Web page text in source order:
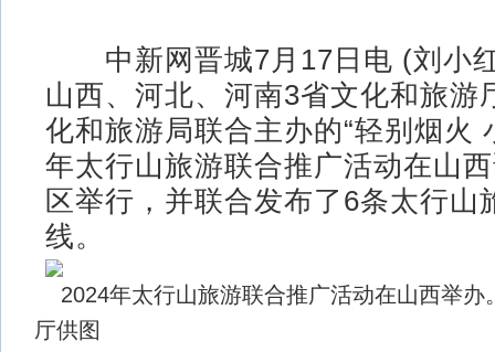
中新网晋城7月17日电 (刘小
山西、河北、河南3省文化和旅游
化和旅游局联合主办的“轻别烟火
年太行山旅游联合推广活动在山
区举行，并联合发布了6条太行山
线。
2024年太行山旅游联合推广活动在山西举办
厅供图